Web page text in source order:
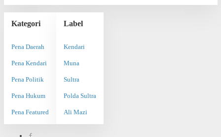
Kategori
Pena Daerah
Pena Kendari
Pena Politik
Pena Hukum
Pena Featured
Label
Kendari
Muna
Sultra
Polda Sultra
Ali Mazi